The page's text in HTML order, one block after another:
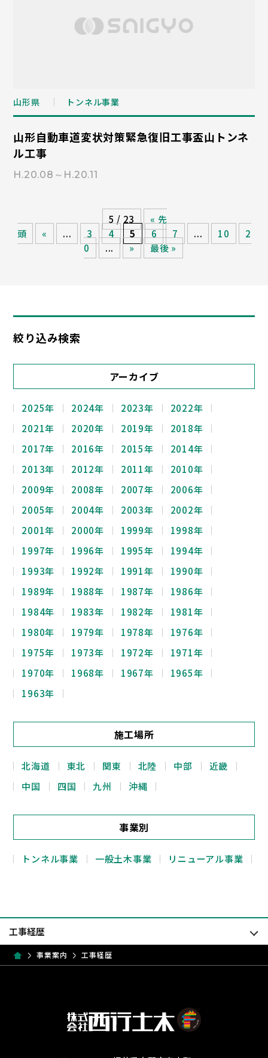
山形県 トンネル事業
山形自動車道変状対策緊急復旧工事盃山トンネ
ル工事
H.20.08～H.20.11
5 / 23
« 先
頭
« ... 3 4 5 6 7 ... 10
2
0
... » 最後 »
絞り込み検索
アーカイブ
2025年 2024年 2023年
2022年
2021年
2020年 2019年
2018年
2017年
2016年 2015年
2014年
2013年
2012年 2011年
2010年
2009年
2008年 2007年
2006年
2005年
2004年 2003年
2002年
2001年
2000年 1999年
1998年
1997年
1996年 1995年
1994年
1993年
1992年 1991年
1990年
1989年
1988年 1987年
1986年
1984年
1983年 1982年
1981年
1980年
1979年 1978年
1976年
1975年
1973年 1972年
1971年
1970年
1968年 1967年
1965年
1963年
施工場所
北海道 東北 関東 北陸 中部
近畿
中国
四国 九州 沖縄
事業別
トンネル事業 一般土木事業 リニューアル事業
事業案内 工事経歴